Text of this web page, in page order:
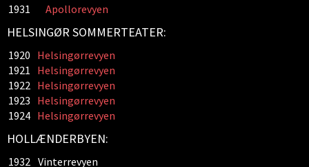
1931
Apollorevyen
HELSINGØR SOMMERTEATER:
1920 Helsingørrevyen
1921 Helsingørrevyen
1922 Helsingørrevyen
1923 Helsingørrevyen
1924 Helsingørrevyen
HOLLÆNDERBYEN:
1932 Vinterrevyen